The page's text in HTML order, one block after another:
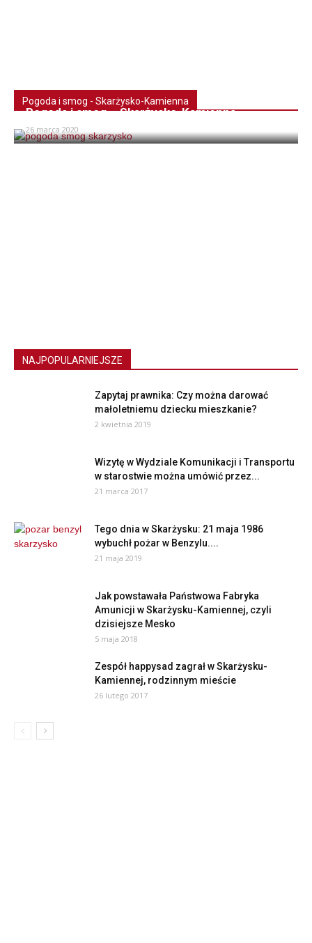
Pogoda i smog - Skarżysko-Kamienna
Pogoda i smog – Skarżysko-Kamienna
26 marca 2020
NAJPOPULARNIEJSZE
Zapytaj prawnika: Czy można darować
małoletniemu dziecku mieszkanie?
2 kwietnia 2019
Wizytę w Wydziale Komunikacji i Transportu
w starostwie można umówić przez...
21 marca 2017
Tego dnia w Skarżysku: 21 maja 1986
wybuchł pożar w Benzylu....
21 maja 2019
Jak powstawała Państwowa Fabryka
Amunicji w Skarżysku-Kamiennej, czyli
dzisiejsze Mesko
5 maja 2018
Zespół happysad zagrał w Skarżysku-
Kamiennej, rodzinnym mieście
26 lutego 2017